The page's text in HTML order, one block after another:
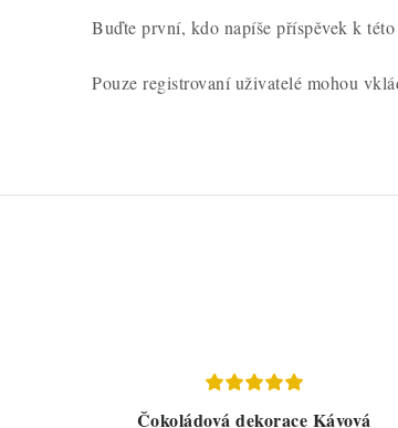
n
Buďte první, kdo napíše příspěvek k
Pouze registrovaní uživatelé mohou
Čokoládová dekorace Kávová